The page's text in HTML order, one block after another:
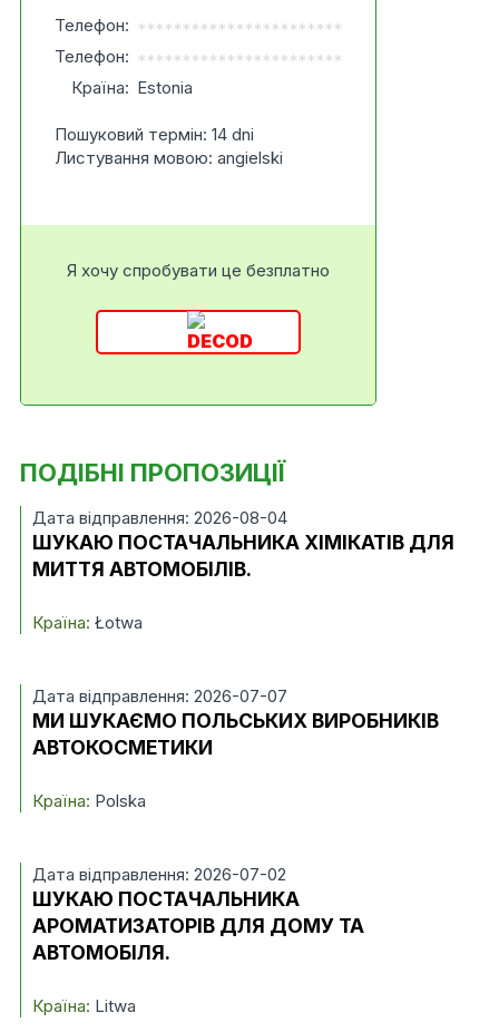
Телефон: ***********************
Телефон: ***********************
Країна: Estonia
Пошуковий термін: 14 dni
Листування мовою: angielski
Я хочу спробувати це безплатно
ПОДІБНІ ПРОПОЗИЦІЇ
Дата відправлення: 2026-08-04
ШУКАЮ ПОСТАЧАЛЬНИКА ХІМІКАТІВ ДЛЯ
МИТТЯ АВТОМОБІЛІВ.
Країна: Łotwa
Дата відправлення: 2026-07-07
МИ ШУКАЄМО ПОЛЬСЬКИХ ВИРОБНИКІВ
АВТОКОСМЕТИКИ
Країна: Polska
Дата відправлення: 2026-07-02
ШУКАЮ ПОСТАЧАЛЬНИКА
АРОМАТИЗАТОРІВ ДЛЯ ДОМУ ТА
АВТОМОБІЛЯ.
Країна: Litwa